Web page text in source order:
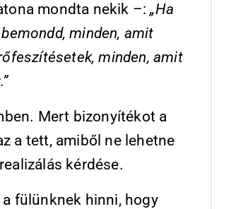
mondta nekik –:„Ha
minden, amit
minden, amit
Mert bizonyítékot a
a tett, amiből ne lehetne
kérdése.
fülünknek hinni, hogy